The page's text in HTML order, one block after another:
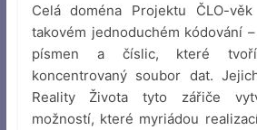
Celá doména Projektu ČLO-
takovém jednoduchém kódování
písmen a číslic, které tvoří
koncentrovaný soubor dat.
Reality Života tyto zářiče
možností, které myriádou